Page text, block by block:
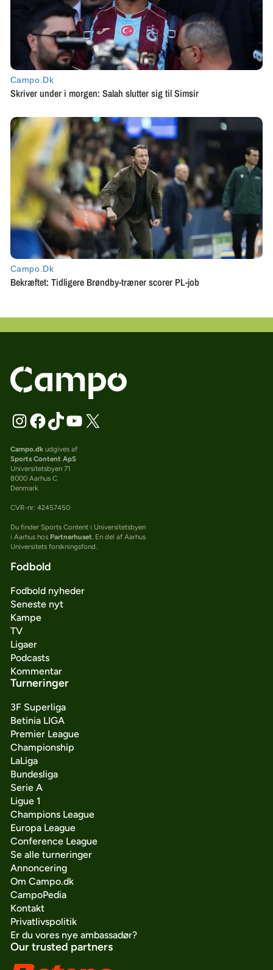
Campo.dkudgives af
Sports Content ApS
Universitetsbyen 71
8000 Aarhus C
Denmark
CVR-nr: 42457450
Du finder Sports Content i Universitetsbyen
i Aarhus hos Partnerhuset. En del af Aarhus
Universitets forskningsfond.
Fodbold
Fodbold nyheder
Seneste nyt
Kampe
TV
Ligaer
Podcasts
Kommentar
Turneringer
3F Superliga
Betinia LIGA
Premier League
Championship
LaLiga
Bundesliga
Serie A
Ligue 1
Champions League
Europa League
Conference League
Se alle turneringer
Annoncering
Om Campo.dk
CampoPedia
Kontakt
Privatlivspolitik
Er du vores nye ambassadør?
Our trusted partners